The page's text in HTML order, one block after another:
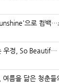
으로 컴백
우정, So Beautif…
여름을 닮은 청춘